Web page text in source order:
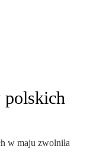
polskich
w maju zwolniła